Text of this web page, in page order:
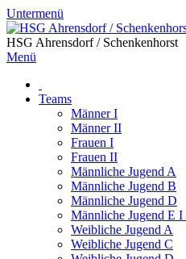
Untermenü
HSG Ahrensdorf / Schenkenhorst
Menü
Teams
Männer I
Männer II
Frauen I
Frauen II
Männliche Jugend A
Männliche Jugend B
Männliche Jugend D
Männliche Jugend E
Weibliche Jugend A
Weibliche Jugend C